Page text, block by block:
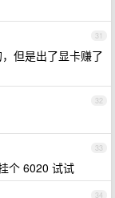
31
但是出了显卡赚了
32
33
个 6020 试试
34